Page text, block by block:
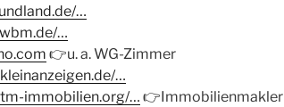
…
…
👉u. a. WG-Zimmer
…
immobilien.org/… 👉Immobilienmakler